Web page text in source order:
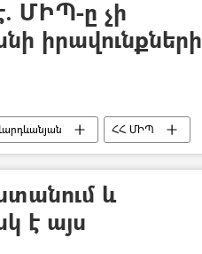
ՄԻՊ-ը չի
իրավունքների
ՀՀ ՄԻՊ
և
է այս